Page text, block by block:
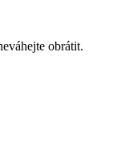
obrátit.